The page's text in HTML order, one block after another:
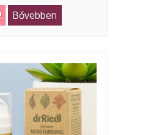
Bővebben